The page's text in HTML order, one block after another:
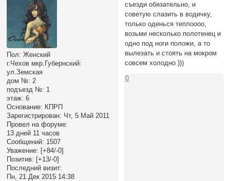
Пол: Женский
г.Чехов мкр.Губернский:
ул.Земская
дом №: 2
подъезд №: 1
этаж: 6
Основание: КПРП
Зарегистрирован: Чт, 5 Май 2011
Провел на форуме:
13 дней 11 часов
Сообщений: 1507
Уважение: [+84/-0]
Позитив: [+13/-0]
Последний визит:
Пн, 21 Дек 2015 14:38
съезди обязательно, и
советую слазить в водичку,
только оденься теплоооо,
возьми несколько полотенец и
одно под ноги положи, а то
вылезать и стоять на мокром
совсем холодно )))
0